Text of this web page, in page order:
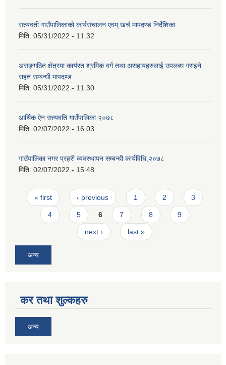
सत्यवती गाउँपालिकाको कार्यसंचालन एवम् खर्च मापदण्ड निर्देशिका
मिति: 05/31/2022 - 11:32
असङ्गठित क्षेत्रमा कार्यरत श्रमिक वर्ग तथा असहायहरुलाई उपलब्ध गराइने
राहत सम्बन्धी मापदण्ड
मिति: 05/31/2022 - 11:30
आर्थिक ऐन सत्यवति गाउँपालिका २०७८
मिति: 02/07/2022 - 16:03
गाउँपालिका नगर प्रहरी व्यवस्थापन सम्बन्धी कार्यविधि,२०७८
मिति: 02/07/2022 - 15:48
Pages
« first ‹ previous 1 2 3
4 5 6 7 8 9
next › last »
अन्य
कर तथा शुल्कहरु
अन्य